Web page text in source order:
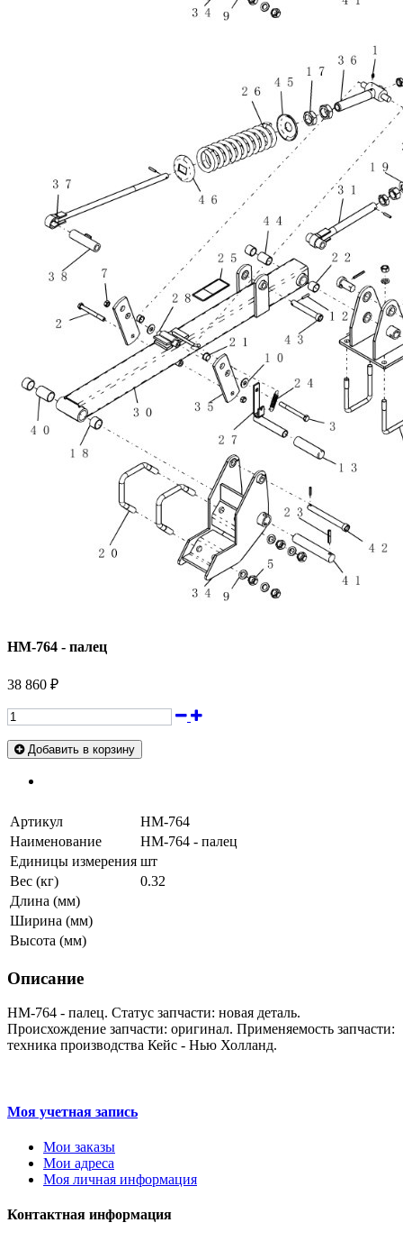
HM-764 - палец
38 860 ₽
Добавить в корзину
Артикул
HM-764
Наименование
HM-764 - палец
Единицы измерения шт
Вес (кг)
0.32
Длина (мм)
Ширина (мм)
Высота (мм)
Описание
HM-764 - палец. Статус запчасти: новая деталь.
Происхождение запчасти: оригинал. Применяемость запчасти:
техника производства Кейс - Нью Холланд.
Моя учетная запись
Мои заказы
Мои адреса
Моя личная информация
Контактная информация